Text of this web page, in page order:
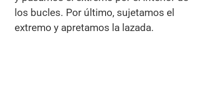
los bucles. Por último, sujetamos el
extremo y apretamos la lazada.